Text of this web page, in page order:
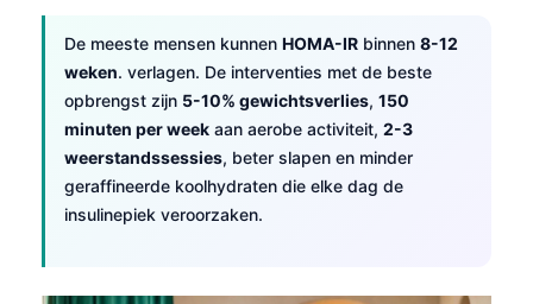
De meeste mensen kunnen HOMA-IR binnen 8-12
weken. verlagen. De interventies met de beste
opbrengst zijn 5-10% gewichtsverlies, 150
minuten per week aan aerobe activiteit, 2-3
weerstandssessies, beter slapen en minder
geraffineerde koolhydraten die elke dag de
insulinepiek veroorzaken.
Magyar
বাংলা
اردو
मराठी
తెలుగు
தமிழ்